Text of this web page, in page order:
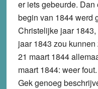
er iets gebeurde.
begin van 1844 werd
Christelijke jaar
jaar 1843 zou
21 maart 1844
maart 1844: weer fout.
Gek genoeg